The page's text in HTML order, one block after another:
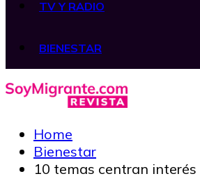
TV Y RADIO
BIENESTAR
Home
Bienestar
10 temas centran